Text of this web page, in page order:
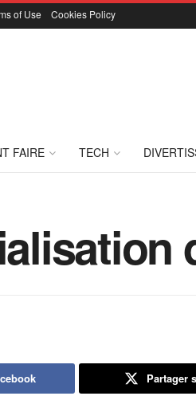
of Use Cookies Policy
FAIRE TECH
Partager